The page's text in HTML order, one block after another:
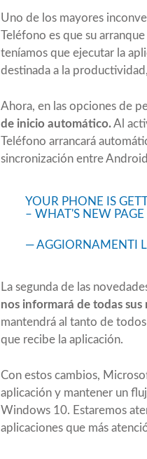
Uno de los mayores
Teléfono es que su
teníamos que ejecutar la
destinada a la
Ahora, en las opciones de
de inicio automático.Al
Teléfono arrancará
sincronización entre
YOUR PHONE IS
– WHAT'S NEW PAGE
— AGGIORNAMENTI
La segunda de las
nos informará de todas sus
mantendrá al tanto de
que recibe la aplicación.
Con estos cambios,
aplicación y mantener un
Windows 10. Estaremos
aplicaciones que más